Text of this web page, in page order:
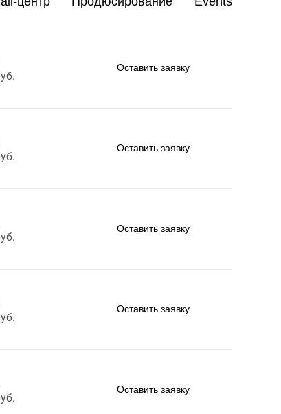
Оставить заявку
Оставить заявку
Оставить заявку
Оставить заявку
Оставить заявку